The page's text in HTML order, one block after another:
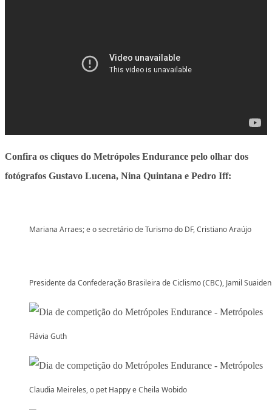
Confira os cliques do Metrópoles Endurance pelo olhar dos
fotógrafos Gustavo Lucena, Nina Quintana e Pedro Iff:
Mariana Arraes; e o secretário de Turismo do DF, Cristiano Araújo
Presidente da Confederação Brasileira de Ciclismo (CBC), Jamil Suaiden
Flávia Guth
Claudia Meireles, o pet Happy e Cheila Wobido